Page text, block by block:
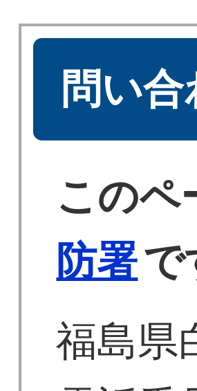
問い
このペ
防署で
福島県